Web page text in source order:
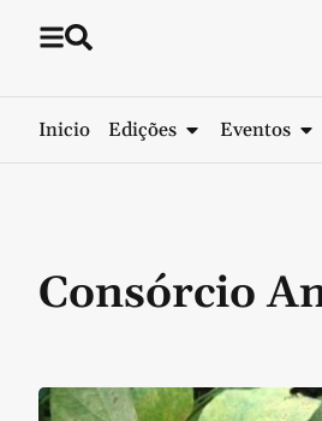
Inicio Edições Eventos
Consórcio